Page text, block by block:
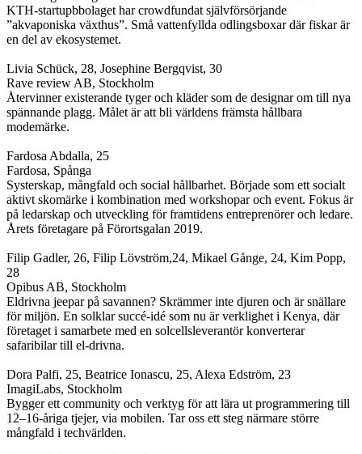
KTH-startupbbolaget har crowdfundat självförsörjande
”akvaponiska växthus”. Små vattenfyllda odlingsboxar där fiskar är
en del av ekosystemet.
Livia Schück, 28, Josephine Bergqvist, 30
Rave review AB, Stockholm
Återvinner existerande tyger och kläder som de designar om till nya
spännande plagg. Målet är att bli världens främsta hållbara
modemärke.
Fardosa Abdalla, 25
Fardosa, Spånga
Systerskap, mångfald och social hållbarhet. Började som ett socialt
aktivt skomärke i kombination med workshopar och event. Fokus är
på ledarskap och utveckling för framtidens entreprenörer och ledare.
Årets företagare på Förortsgalan 2019.
Filip Gadler, 26, Filip Lövström,24, Mikael Gånge, 24, Kim Popp,
28
Opibus AB, Stockholm
Eldrivna jeepar på savannen? Skrämmer inte djuren och är snällare
för miljön. En solklar succé-idé som nu är verklighet i Kenya, där
företaget i samarbete med en solcellsleverantör konverterar
safaribilar till el-drivna.
Dora Palfi, 25, Beatrice Ionascu, 25, Alexa Edström, 23
ImagiLabs, Stockholm
Bygger ett community och verktyg för att lära ut programmering till
12–16-åriga tjejer, via mobilen. Tar oss ett steg närmare större
mångfald i techvärlden.